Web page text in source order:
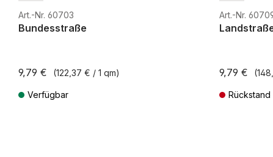
Art.-Nr. 60703
Bundesstraße
9,79 € (122,37 € / 1 qm)
Verfügbar
Art.-Nr.
9,79 €
Rückstand